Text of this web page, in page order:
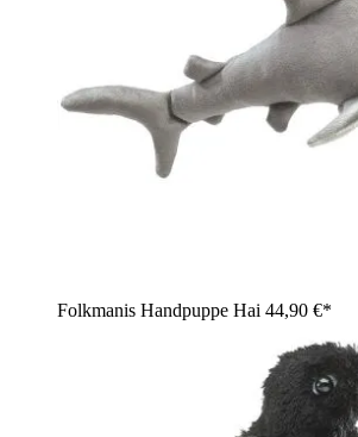
Folkmanis Handpuppe Hai 44,90 €*